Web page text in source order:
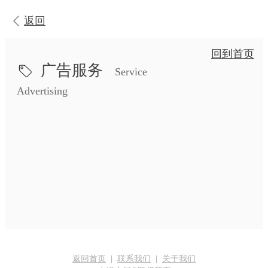
返回
回到首页
广告服务
Service
Advertising
返回首页 联系我们
关于我们